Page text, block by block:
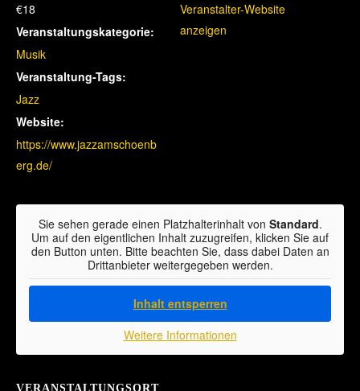
€18
Veranstaltungskategorie:
Musik
Veranstaltung-Tags:
Jazz
Website:
https://www.jazzamschoenb
erg.de/
Veranstalter-Website
anzeigen
VERANSTALTUNGSORT
Sie sehen gerade einen Platzhalterinhalt von Standard.
Um auf den eigentlichen Inhalt zuzugreifen, klicken Sie auf
den Button unten. Bitte beachten Sie, dass dabei Daten an
Drittanbieter weitergegeben werden.
Inhalt entsperren
Weitere Informationen